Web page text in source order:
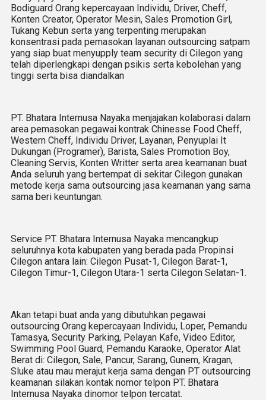
Bodiguard Orang kepercayaan Individu, Driver, Cheff,
Konten Creator, Operator Mesin, Sales Promotion Girl,
Tukang Kebun serta yang terpenting merupakan
konsentrasi pada pemasokan layanan outsourcing satpam
yang siap buat menyupply team security di Cilegon yang
telah diperlengkapi dengan psikis serta kebolehan yang
tinggi serta bisa diandalkan
PT. Bhatara Internusa Nayaka menjajakan kolaborasi dalam
area pemasokan pegawai kontrak Chinesse Food Cheff,
Western Cheff, Individu Driver, Layanan, Penyuplai It
Dukungan (Programer), Barista, Sales Promotion Boy,
Cleaning Servis, Konten Writter serta area keamanan buat
Anda seluruh yang bertempat di sekitar Cilegon gunakan
metode kerja sama outsourcing jasa keamanan yang sama
sama beri keuntungan.
Service PT. Bhatara Internusa Nayaka mencangkup
seluruhnya kota kabupaten yang berada pada Propinsi
Cilegon antara lain: Cilegon Pusat-1, Cilegon Barat-1,
Cilegon Timur-1, Cilegon Utara-1 serta Cilegon Selatan-1.
Akan tetapi buat anda yang dibutuhkan pegawai
outsourcing Orang kepercayaan Individu, Loper, Pemandu
Tamasya, Security Parking, Pelayan Kafe, Video Editor,
Swimming Pool Guard, Pemandu Karaoke, Operator Alat
Berat di: Cilegon, Sale, Pancur, Sarang, Gunem, Kragan,
Sluke atau mau merajut kerja sama dengan PT outsourcing
keamanan silakan kontak nomor telpon PT. Bhatara
Internusa Nayaka dinomor telpon tercatat.